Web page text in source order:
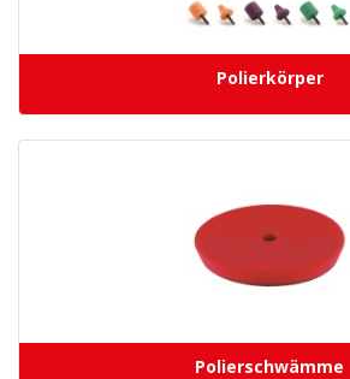
Polierkörper
Polierschwämme